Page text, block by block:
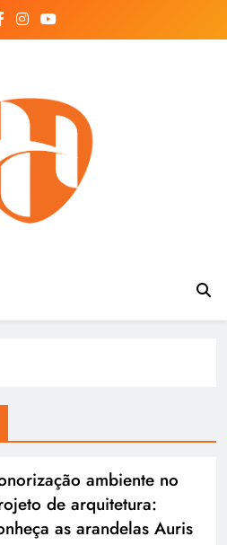
ambiente no
de arquitetura:
as arandelas Auris